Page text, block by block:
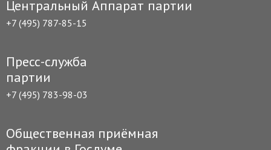
Центральный Аппарат партии
+7 (495) 787-85-15
Пресс-служба
партии
+7 (495) 783-98-03
Общественная приёмная